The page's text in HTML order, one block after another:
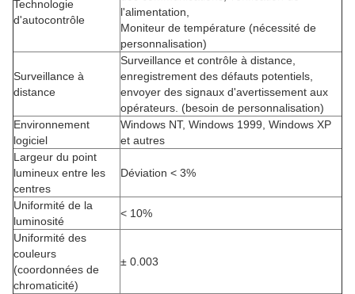
Technologie
d'autocontrôle
l'alimentation,
Moniteur de température (nécessité de
personnalisation)
Surveillance à
distance
Surveillance et contrôle à distance,
enregistrement des défauts potentiels,
envoyer des signaux d'avertissement aux
opérateurs. (besoin de personnalisation)
Environnement
logiciel
Windows NT, Windows 1999, Windows XP
et autres
Largeur du point
lumineux entre les
centres
Déviation < 3%
Uniformité de la
luminosité
< 10%
Uniformité des
couleurs
(coordonnées de
chromaticité)
± 0.003